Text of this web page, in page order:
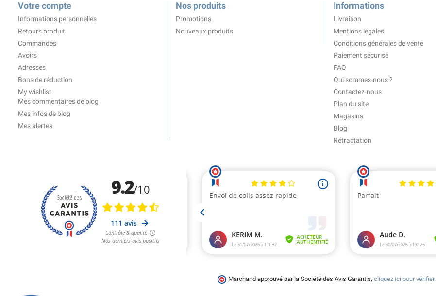
Votre compte
Informations personnelles
Retours produit
Commandes
Avoirs
Adresses
Bons de réduction
My wishlist
Mes commentaires de blog
Mes infos de blog
Mes alertes
Nos produits
Promotions
Nouveaux produits
Informations
Livraison
Mentions légales
Conditions générales de vente
Paiement sécurisé
FAQ
Qui sommes-nous ?
Contactez-nous
Plan du site
Magasins
Blog
Rétractation
Marchand approuvé par la Société des Avis Garantis, cliquez ici pour vérifier.